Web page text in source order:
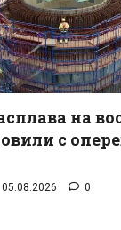
на
с
05.08.2026 0